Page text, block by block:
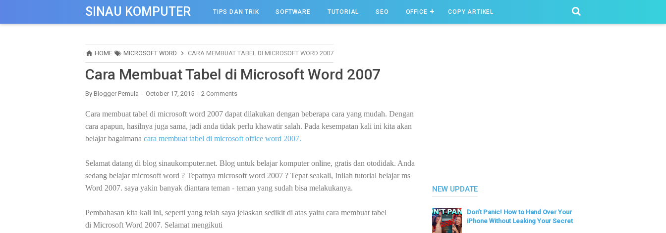
SINAU KOMPUTER TIPS DAN TRIK SOFTWARE TUTORIAL SEO OFFICE COPY ARTIKEL
HOME MICROSOFT WORD CARA MEMBUAT TABEL DI MICROSOFT WORD 2007
Cara Membuat Tabel di Microsoft Word 2007
By Blogger Pemula October 17, 2015 2 Comments
Cara membuat tabel di microsoft word 2007 dapat dilakukan dengan beberapa cara yang mudah. Dengan
cara apapun, hasilnya juga sama, jadi anda tidak perlu khawatir salah. Pada kesempatan kali ini kita akan
belajar bagaimana cara membuat tabel di microsoft office word 2007.
Selamat datang di blog sinaukomputer.net. Blog untuk belajar komputer online, gratis dan otodidak. Anda
sedang belajar microsoft word ? Tepatnya microsoft word 2007 ? Tepat seakali, Inilah tutorial belajar ms
Word 2007. saya yakin banyak diantara teman - teman yang sudah bisa melakukanya.
Pembahasan kita kali ini, seperti yang telah saya jelaskan sedikit di atas yaitu cara membuat tabel
di Microsoft Word 2007. Selamat mengikuti
NEW UPDATE
Don’t Panic! How to Hand Over Your
iPhone Without Leaking Your Secret